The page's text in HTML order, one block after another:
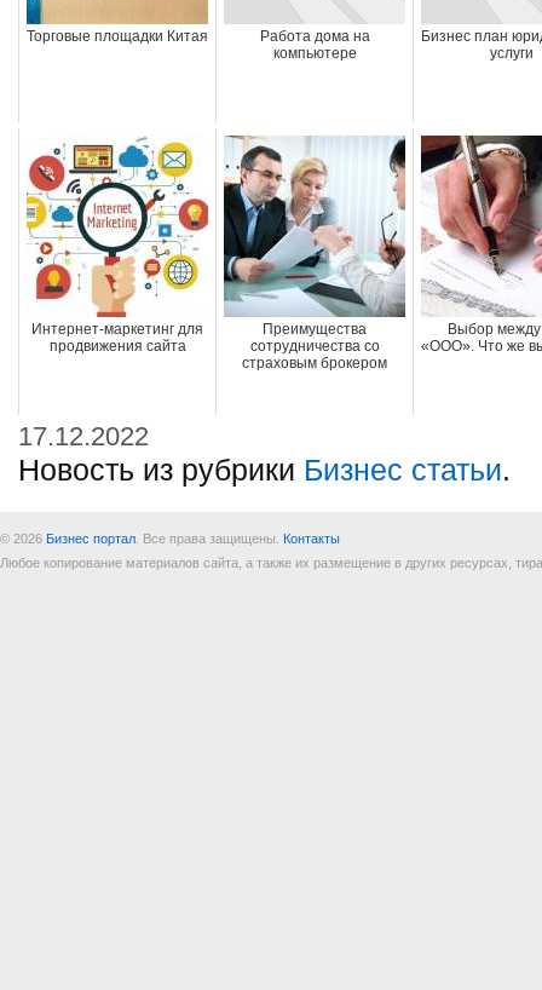
Торговые площадки Китая
Работа дома на
компьютере
Бизнес план
услуги
Интернет-маркетинг для
продвижения сайта
Преимущества
сотрудничества со
страховым брокером
Выбор
«ООО». Что же
17.12.2022
Новость из рубрики Бизнес статьи.
© 2026 Бизнес портал . Все права защищены. Контакты
Любое копирование материалов сайта, а также их размещение в других ресурсах,